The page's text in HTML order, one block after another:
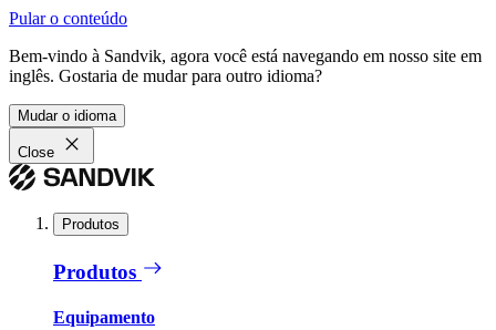
Pular o conteúdo
Bem-vindo à Sandvik, agora você está navegando em nosso site em
inglês. Gostaria de mudar para outro idioma?
Mudar o idioma
Close
Produtos
Produtos
Equipamento